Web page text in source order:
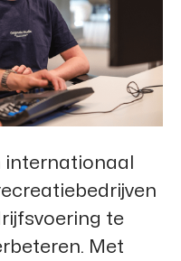
internationaal
te
Met